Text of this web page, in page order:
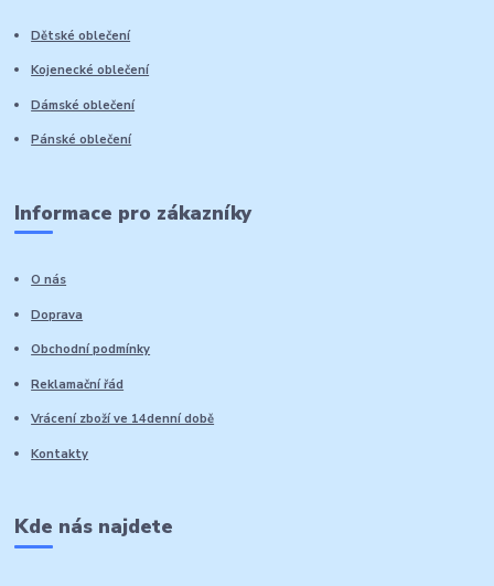
Dětské oblečení
Kojenecké oblečení
Dámské oblečení
Pánské oblečení
Informace pro zákazníky
O nás
Doprava
Obchodní podmínky
Reklamační řád
Vrácení zboží ve 14denní době
Kontakty
Kde nás najdete